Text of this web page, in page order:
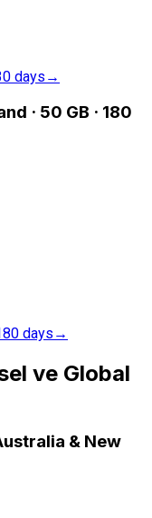
days →
· 50 GB · 180
days →
ve Global
& New